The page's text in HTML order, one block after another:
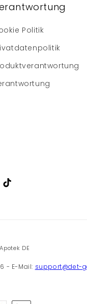
Politik
TikTok
DE
- E-Mail: support@det-